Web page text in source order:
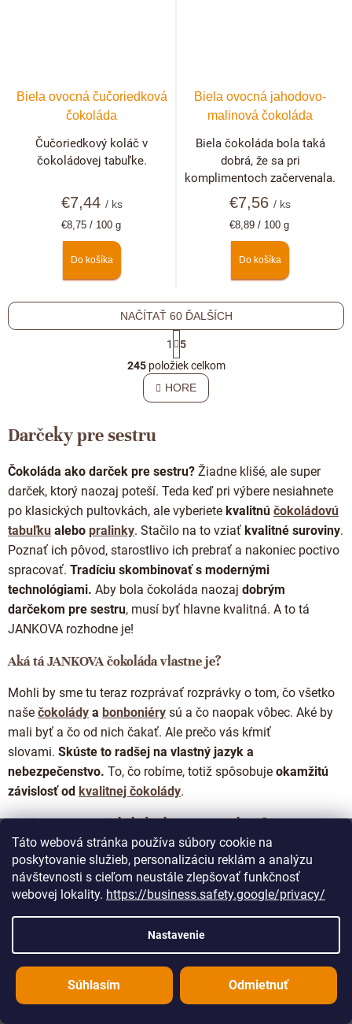
Táto webová stránka používa súbory cookie na
poskytovanie služieb, personalizáciu reklám a analýzu
návštevnosti s cieľom neustále zlepšovať funkčnosť
webovej lokality. https://business.safety.google/privacy/
Nastavenie
Odmietnuť
Súhlasím
Biela ovocná čučoriedková
čokoláda
€7,44 / ks
Jednotková
€8,75 / 100 g
Do košíka
Čučoriedkový koláč v
čokoládovej tabuľke.
Biela ovocná jahodovo-
malinová čokoláda
€7,56/ ks
Jednotková
€8,89 / 100 g
Do košíka
Biela čokoláda bola taká
dobrá, že sa pri
komplimentoch začervenala.
O
v
l
á
i
e
p
r
v
k
y
v
ý
p
i
NAČÍTAŤ 60 ĎALŠÍCH
S
t
r
á
n
k
i
e
1
5
245položiek celkom
HORE
Darčeky pre sestru
Čokoláda ako darček pre sestru? Žiadne klišé, ale super
darček, ktorý naozaj poteší. Teda keď pri výbere nesiahnete
po klasických pultovkách, ale vyberiete kvalitnú čokoládovú
tabuľku alebo pralinky. Stačilo na to vziať kvalitné suroviny.
Poznať ich pôvod, starostlivo ich prebrať a nakoniec poctivo
spracovať. Tradíciu skombinovať s modernými
technológiami. Aby bola čokoláda naozaj dobrým
darčekom pre sestru, musí byť hlavne kvalitná. A to tá
JANKOVA rozhodne je!
Aká tá JANKOVA čokoláda vlastne je?
Mohli by sme tu teraz rozprávať rozprávky o tom, čo všetko
naše čokolády a bonboniéry sú a čo naopak vôbec. Aké by
mali byť a čo od nich čakať. Ale prečo vás kŕmiť
slovami. Skúste to radšej na vlastný jazyk a
nebezpečenstvo. To, čo robíme, totiž spôsobuje okamžitú
závislosť od kvalitnej čokolády.
Prečo JANKOVA čokoláda slová nepotrebuje?
Pretože jednoducho chutí tak, ako čokoláda chutiť má. A je
úplne jedno, či ste si prišli pre mliečnu, horkú alebo bielu
Keď sme sa v roku 2015 do tejto šialenosti pustili, vedeli
sme jediné. Naša práca bude hovoriť sama za seba. A toho
sa držíme. Sme podobne struční ako zoznam zložení na
našich obaloch. Pokiaľ nie ste spisovateľ, tak poctivé
remeslo žiadne romány nepotrebuje
. A poriadna čokoláda
zasa stojí na niekoľkých málo kvalitných ingredienciách